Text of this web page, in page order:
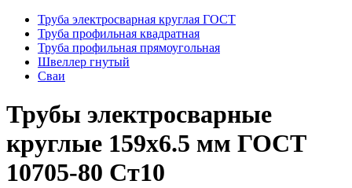
Труба электросварная круглая ГОСТ
Труба профильная квадратная
Труба профильная прямоугольная
Швеллер гнутый
Сваи
Трубы электросварные
круглые 159x6.5 мм ГОСТ
10705-80 Ст10